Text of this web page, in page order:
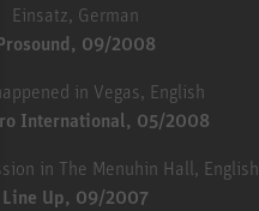
Einsatz, German
09/2008
in Vegas, English
International, 05/2008
in The Menuhin Hall, English
Line Up, 09/2007